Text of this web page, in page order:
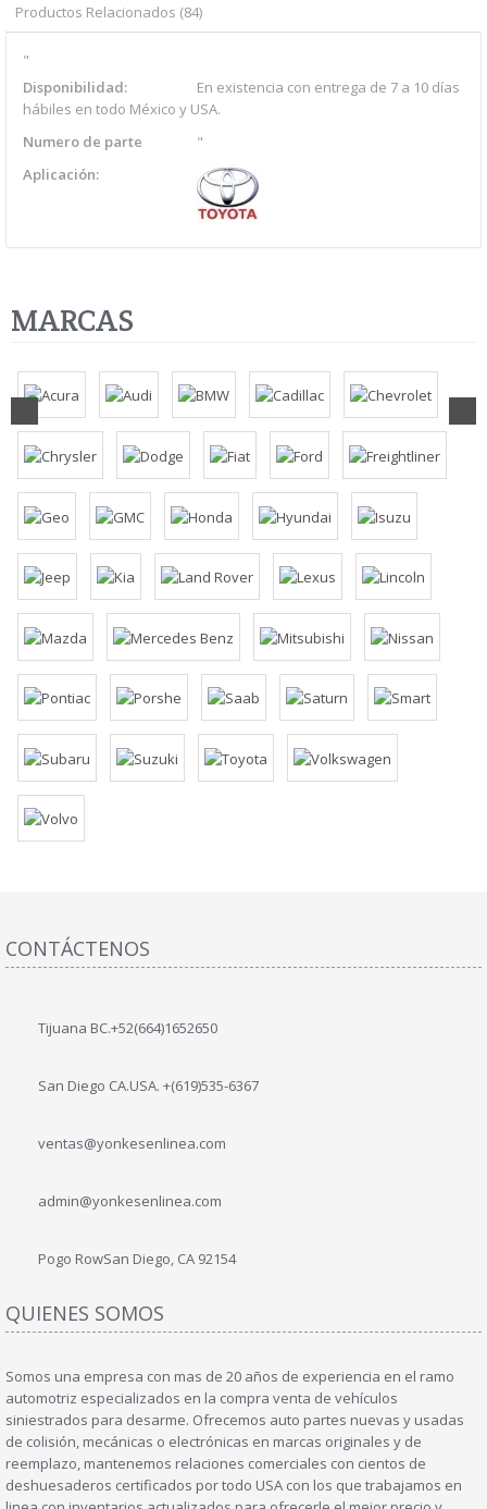
Productos Relacionados (84)
"
Disponibilidad:
En existencia con entrega de 7 a 10 días
hábiles en todo México y USA.
Numero de parte
"
Aplicación:
MARCAS
CONTÁCTENOS
Tijuana BC.+52(664)1652650
San Diego CA.USA. +(619)535-6367
ventas@yonkesenlinea.com
admin@yonkesenlinea.com
Pogo RowSan Diego, CA 92154
QUIENES SOMOS
Somos una empresa con mas de 20 años de experiencia en el ramo
automotriz especializados en la compra venta de vehículos
siniestrados para desarme. Ofrecemos auto partes nuevas y usadas
de colisión, mecánicas o electrónicas en marcas originales y de
reemplazo, mantenemos relaciones comerciales con cientos de
deshuesaderos certificados por todo USA con los que trabajamos en